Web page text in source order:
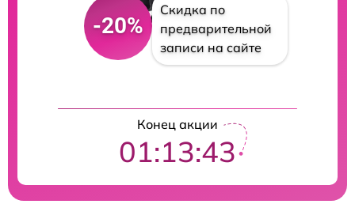
-20%
Скидка по
предварительной
записи на сайте
Конец акции
01:13:42